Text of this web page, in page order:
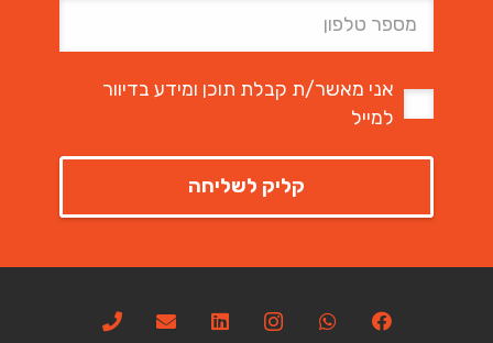
אני מאשר/ת קבלת תוכן ומידע בדיוור
למייל